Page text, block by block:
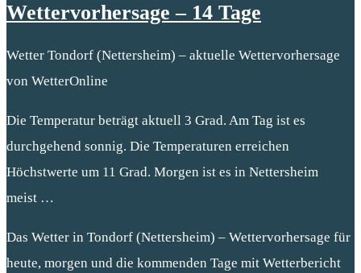
Wettervorhersage – 14 Tage
Wetter Tondorf (Nettersheim) – aktuelle Wettervorhersage
von WetterOnline
Die Temperatur beträgt aktuell 3 Grad. Am Tag ist es
durchgehend sonnig. Die Temperaturen erreichen
Höchstwerte um 11 Grad. Morgen ist es in Nettersheim
meist …
Das Wetter in Tondorf (Nettersheim) – Wettervorhersage für
heute, morgen und die kommenden Tage mit Wetterbericht